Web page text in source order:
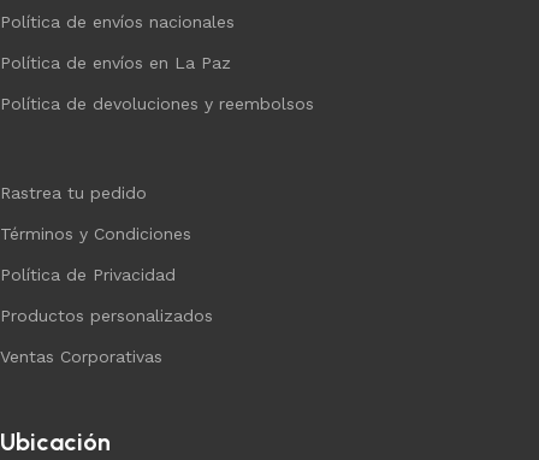
Política de envíos nacionales
Política de envíos en La Paz
Política de devoluciones y reembolsos
Rastrea tu pedido
Términos y Condiciones
Política de Privacidad
Productos personalizados
Ventas Corporativas
Ubicación